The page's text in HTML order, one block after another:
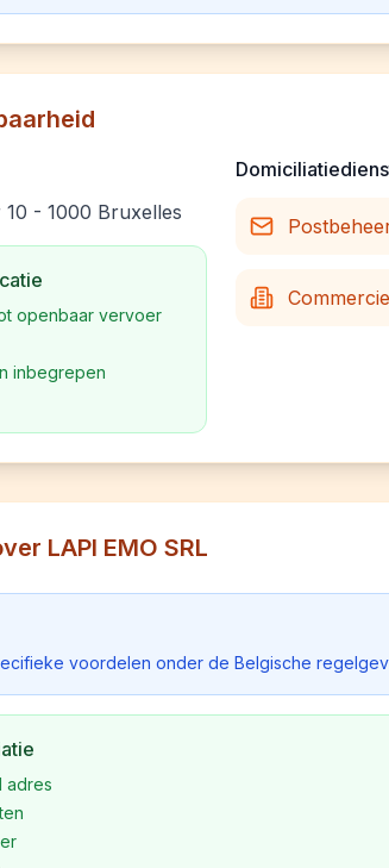
- 1000 Bruxelles
openbaar vervoer
inbegrepen
LAPI EMO SRL
voordelen onder de Belgische
adres